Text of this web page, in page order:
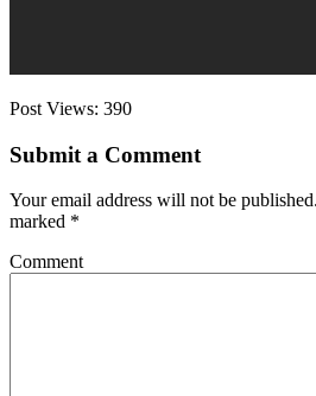
Post Views: 390
Submit a Comment
Your email address will not be published.
marked *
Comment